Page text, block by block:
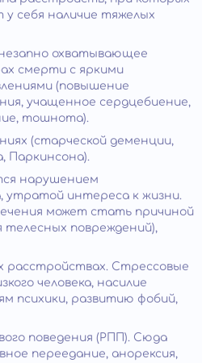
у себя наличие тяжелых
охватывающее
смерти с яркими
(повышение
учащенное сердцебиение,
тошнота).
(старческой деменции,
Паркинсона).
нарушением
утратой интереса к жизни.
может стать причиной
телесных повреждений),
расстройствах. Стрессовые
человека, насилие
психики, развитию фобий,
поведения (РПП). Сюда
переедание, анорексия,